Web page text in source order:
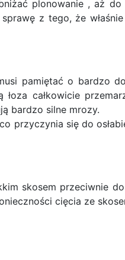
plonowanie , aż do
z tego, że właśnie
pamiętać o bardzo
całkowicie
bardzo silne mrozy.
przyczynia się do
skosem przeciwnie
cięcia ze